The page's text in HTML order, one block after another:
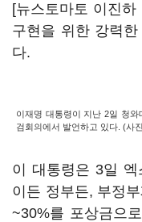
[뉴스토마토 이진
구현을 위한 강력
다.
이재명 대통령이 지난 2일 청
검회의에서 발언하고 있다. (사
이 대통령은 3일 엑
이든 정부든, 부정
~30%를 포상금으